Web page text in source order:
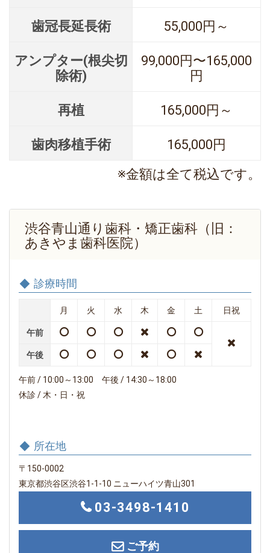
歯冠長延長術 55,000円～
アンプター(根尖切
除術)
99,000円〜165,000
円
再植 165,000円～
歯肉移植手術
165,000円
※金額は全て税込です。
渋谷青山通り歯科・矯正歯科（旧：
あきやま歯科医院）
診療時間
月 火 水 木 金 土 日祝
午前
午後
午前 / 10:00～13:00 午後 / 14:30～18:00
休診 / 木・日・祝
所在地
〒150-0002
東京都渋谷区渋谷1-1-10 ニューハイツ青山301
03-3498-1410
ご予約